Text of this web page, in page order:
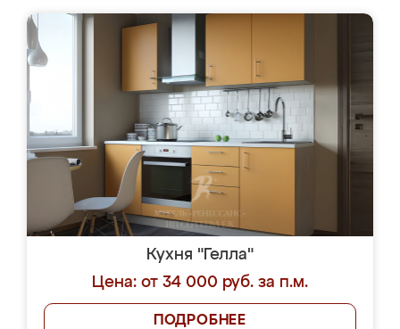
Кухня "Гелла"
Цена: от 34 000 руб. за п.м.
ПОДРОБНЕЕ